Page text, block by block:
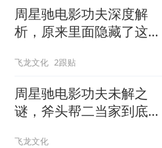
周星驰电影功夫深度解
析，原来里面隐藏了这么
飞龙文化 2跟贴
周星驰电影功夫未解之
谜，斧头帮二当家到底是
飞龙文化